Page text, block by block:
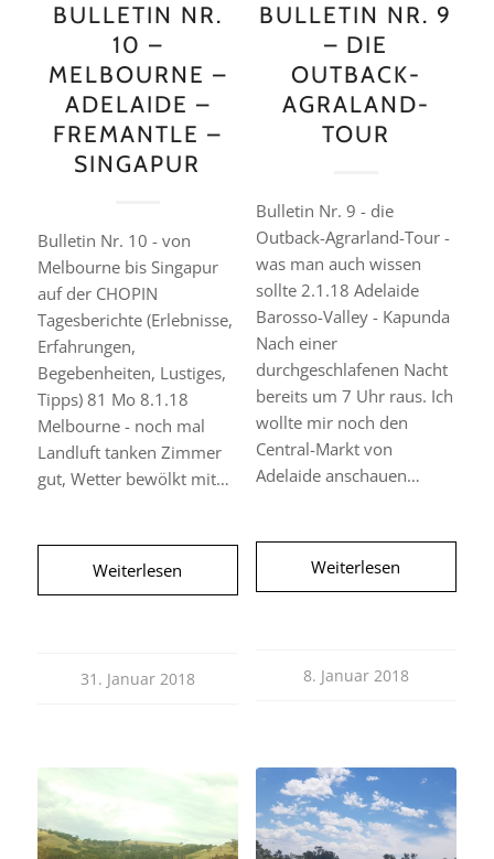
BULLETIN NR.
10 –
MELBOURNE –
ADELAIDE –
FREMANTLE –
SINGAPUR
Bulletin Nr. 10 - von
Melbourne bis Singapur
auf der CHOPIN
Tagesberichte (Erlebnisse,
Erfahrungen,
Begebenheiten, Lustiges,
Tipps) 81 Mo 8.1.18
Melbourne - noch mal
Landluft tanken Zimmer
gut, Wetter bewölkt mit…
Weiterlesen
31. Januar 2018
BULLETIN NR. 9
– DIE
OUTBACK-
AGRALAND-
TOUR
Bulletin Nr. 9 - die
Outback-Agrarland-Tour -
was man auch wissen
sollte 2.1.18 Adelaide 
Barosso-Valley - Kapunda
Nach einer
durchgeschlafenen Nacht
bereits um 7 Uhr raus. Ich
wollte mir noch den
Central-Markt von
Adelaide anschauen…
Weiterlesen
8. Januar 2018